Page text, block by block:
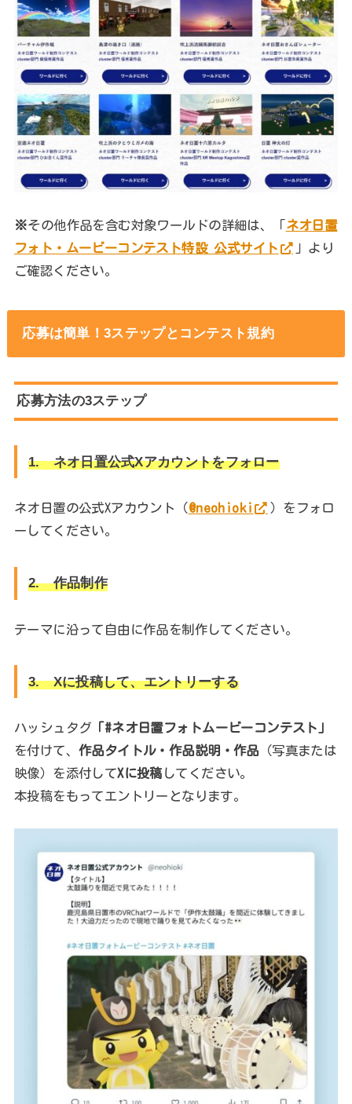
※その他作品を含む対象ワールドの詳細は、「ネオ日置
フォト・ムービーコンテスト特設 公式サイト
」より
ご確認ください。
応募は簡単！3ステップとコンテスト規約
応募方法の3ステップ
1. ネオ日置公式Xアカウントをフォロー
ネオ日置の公式Xアカウント（@neohioki
）をフォロ
ーしてください。
2. 作品制作
テーマに沿って自由に作品を制作してください。
3. Xに投稿して、エントリーする
ハッシュタグ 「#ネオ日置フォトムービーコンテスト」
を付けて、 作品タイトル・作品説明・作品 （写真または
映像）を添付してXに投稿 してください。
本投稿をもってエントリーとなります。